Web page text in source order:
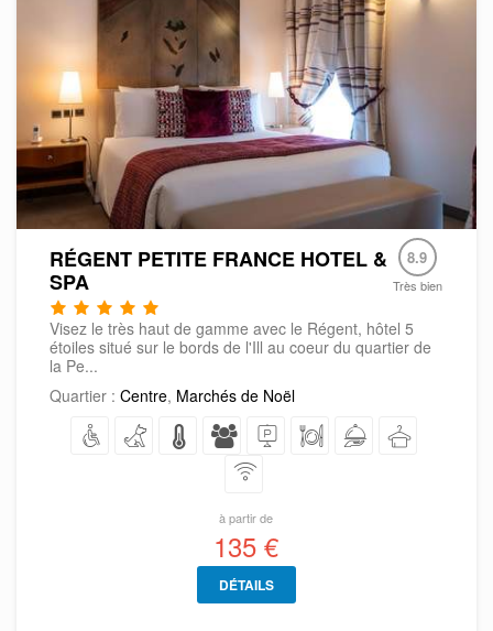
RÉGENT PETITE FRANCE HOTEL &
SPA
8.9
Très bien
Visez le très haut de gamme avec le Régent, hôtel 5
étoiles situé sur le bords de l'Ill au coeur du quartier de
la Pe...
Quartier : Centre, Marchés de Noël
à partir de
135 €
DÉTAILS